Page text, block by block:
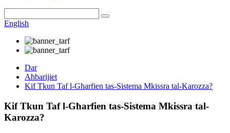
English
Dar
Aħbarijiet
Kif Tkun Taf l-Għarfien tas-Sistema Mkissra tal-Karozza?
Kif Tkun Taf l-Għarfien tas-Sistema Mkissra tal-
Karozza?